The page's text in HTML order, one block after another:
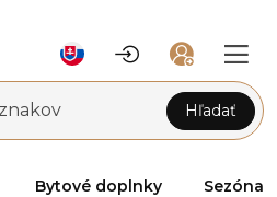
Hľadať
Bytové doplnky Sezóna